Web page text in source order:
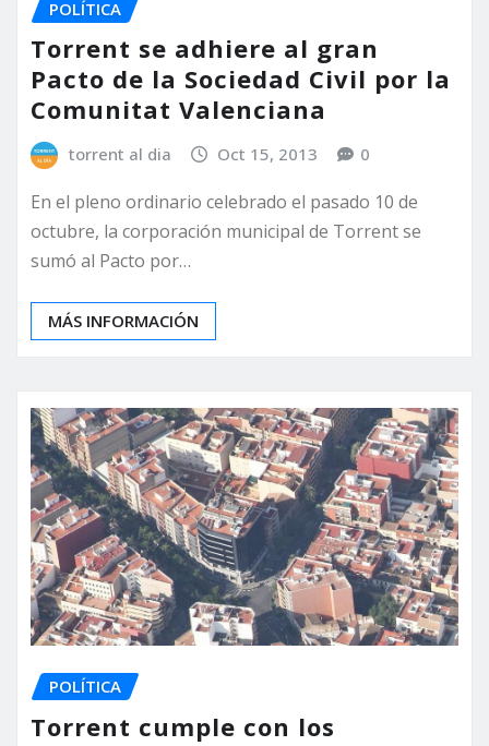
POLÍTICA
Torrent se adhiere al gran
Pacto de la Sociedad Civil por la
Comunitat Valenciana
torrent al dia Oct 15, 2013 0
En el pleno ordinario celebrado el pasado 10 de
octubre, la corporación municipal de Torrent se
sumó al Pacto por…
MÁS INFORMACIÓN
POLÍTICA
Torrent cumple con los